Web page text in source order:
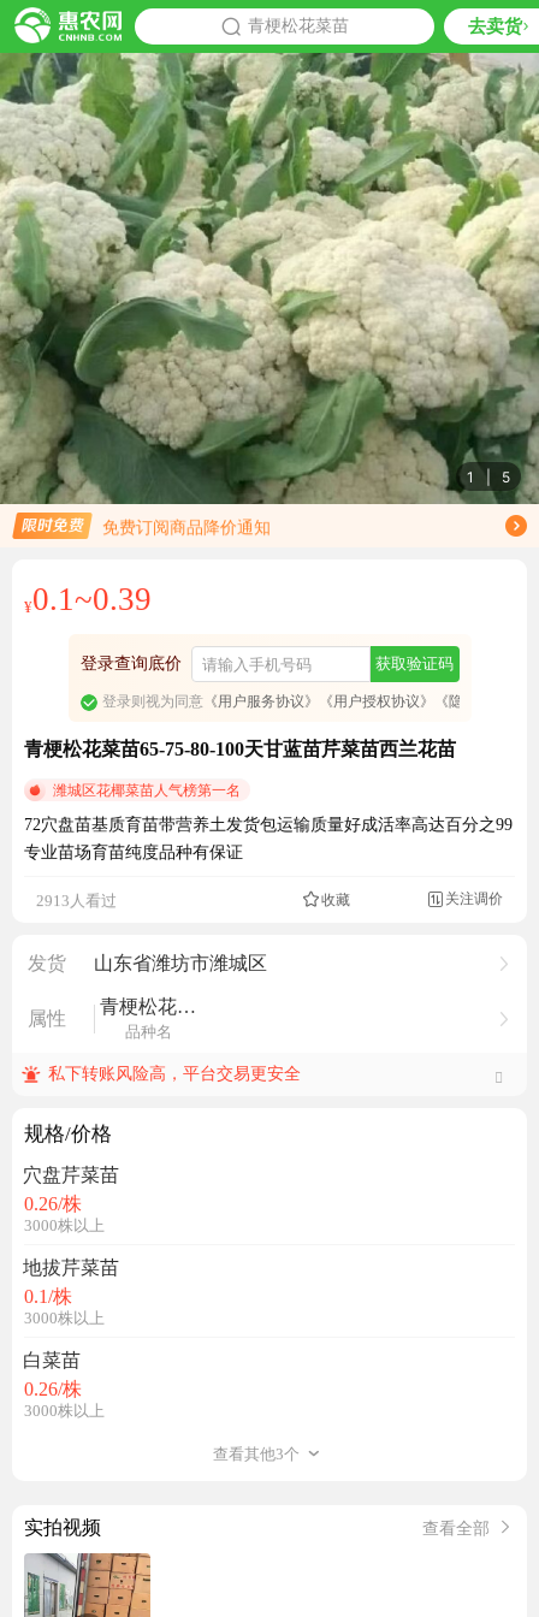
青梗松花菜苗 去卖货
推荐
1 5
限时免费订阅青梗松花菜苗行情趋势
免费订阅商品降价通知
¥0.1~0.39
登录查询底价 获取验证码
登录则视为同意《用户服务协议》 《用户授权协议》 《隐私政策》
青梗松花菜苗65-75-80-100天甘蓝苗芹菜苗西兰花苗
潍城区花椰菜苗人气榜第一名
72穴盘苗基质育苗带营养土发货包运输质量好成活率高达百分之99
专业苗场育苗纯度品种有保证
2913人看过
收藏 关注调价
发货 山东省潍坊市潍城区
属性
青梗松花菜苗
品种名
私下转账风险高，平台交易更安全
规格/价格
穴盘芹菜苗
0.26/株
3000株以上
地拔芹菜苗
0.1/株
3000株以上
白菜苗
0.26/株
3000株以上
查看其他3个
实拍视频 查看全部